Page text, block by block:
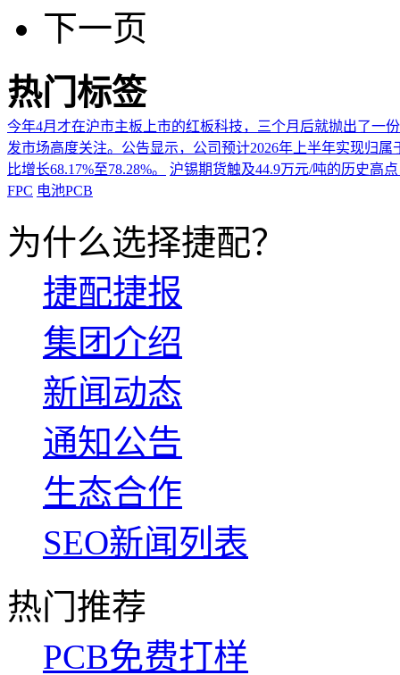
下一页
热门标签
今年4月才在沪市主板上市的红板科技，三个月后就抛出了一
发市场高度关注。公告显示，公司预计2026年上半年实现归
比增长68.17%至78.28%。
沪锡期货触及44.9万元/吨的历史高
FPC 电池PCB
为什么选择捷配？
捷配捷报
集团介绍
新闻动态
通知公告
生态合作
SEO新闻列表
热门推荐
PCB免费打样